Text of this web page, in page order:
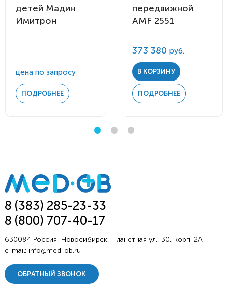
детей Мадин
Имитрон
цена по запросу
ПОДРОБНЕЕ
передвижной
AMF 2551
373 380 руб.
В КОРЗИНУ
ПОДРОБНЕЕ
8 (383) 285-23-33
8 (800) 707-40-17
630084 Россия, Новосибирск, Планетная ул., 30, корп. 2А
e-mail: info@med-ob.ru
ОБРАТНЫЙ ЗВОНОК